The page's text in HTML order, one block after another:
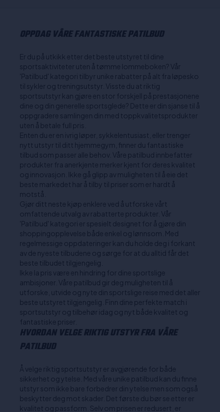
OPPDAG VÅRE FANTASTISKE PATILBUD
Er du på utkikk etter det beste utstyret til dine
sportsaktiviteter uten å tømme lommeboken? Vår
'Patilbud' kategori tilbyr unike rabatter på alt fra løpesko
til sykler og treningsutstyr. Visste du at riktig
sportsutstyr kan gjøre en stor forskjell på prestasjonene
dine og din generelle sportsglede? Dette er din sjanse til å
oppgradere samlingen din med toppkvalitetsprodukter
uten å betale full pris.
Enten du er en ivrig løper, sykkelentusiast, eller trenger
nytt utstyr til ditt hjemmegym, finner du fantastiske
tilbud som passer alle behov. Våre patilbud innbefatter
produkter fra anerkjente merker kjent for deres kvalitet
og innovasjon. Ikke gå glipp av muligheten til å eie det
beste markedet har å tilby til priser som er hardt å
motstå.
Gjør ditt neste kjøp enklere ved å utforske vårt
omfattende utvalg av rabatterte produkter. Vår
'Patilbud' kategori er spesielt designet for å gjøre din
shoppingopplevelse både enkel og lønnsom. Med
regelmessige oppdateringer kan du holde deg i forkant
av de nyeste tilbudene og sørge for at du alltid får det
beste tilbudet tilgjengelig.
Ikke la pris være en hindring for dine sportslige
ambisjoner. Våre patilbud gir deg muligheten til å
utforske, utvide og nyte din sportslige reise med det aller
beste utstyret tilgjengelig. Finn dine perfekte match i
sportsutstyr og tilbehør idag og nyt både kvalitet og
fantastiske priser.
HVORDAN VELGE RIKTIG UTSTYR FRA VÅRE
PATILBUD
Å velge riktig sportsutstyr er avgjørende for både
sikkerhet og ytelse. Med våre unike patilbud kan du finne
utstyr som ikke bare forbedrer din ytelse men som også
beskytter deg mot skader. Det første du bør se etter er
kvalitet og passform. Selv om prisen er redusert, er